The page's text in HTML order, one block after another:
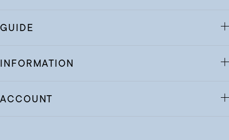
GUIDE
INFORMATION
ACCOUNT